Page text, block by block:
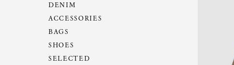
DENIM
ACCESSORIES
BAGS
SHOES
SELECTED